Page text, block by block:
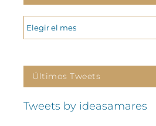
ARCHIVOS
Últimos Tweets
Tweets by ideasamares